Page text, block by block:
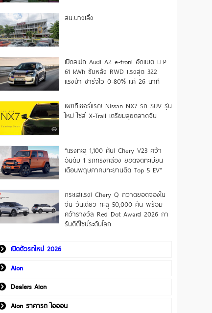
สน.นางเลิ้ง
เปิดสเปก Audi A2 e-tron! อัดแบต LFP
61 kWh ขับหลัง RWD แรงสุด 322
แรงม้า ชาร์จไว 0-80% แค่ 26 นาที
เผยทีเซอร์แรก! Nissan NX7 รถ SUV รุ่น
ใหม่ ไซส์ X-Trail เตรียมลุยตลาดจีน
“แรงทะลุ 1,100 คัน! Chery V23 คว้า
อันดับ 1 รถทรงกล่อง ยอดจดทะเบียน
เดือนพฤษภาคมทะยานติด Top 5 EV”
กระแสแรง! Chery Q กวาดยอดจองใน
จีน วันเดียว ทะลุ 50,000 คัน พร้อม
คว้ารางวัล Red Dot Award 2026 กา
รันตีดีไซน์ระดับโลก
เปิดตัวรถใหม่ 2026
Aion
Dealers Aion
Aion ราคารถ ไอออน